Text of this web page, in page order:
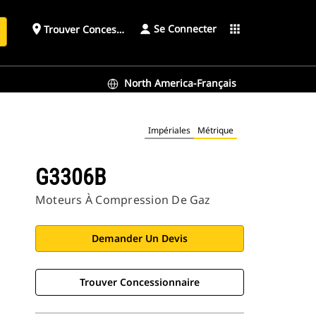
place Trouver ConcessionnaireSe Connecter apps
North America-Français
Impériales Métrique
G3306B
Moteurs À Compression De Gaz
Demander Un Devis
Trouver Concessionnaire